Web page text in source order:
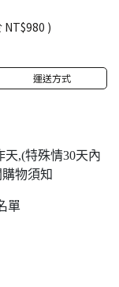
NT$980 )
運送方式
天,(特殊情30天內
物須知
單